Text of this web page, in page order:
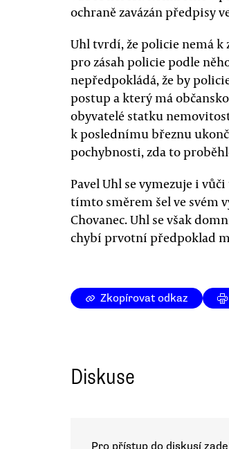
ochraně zavázán předpisy
Uhl tvrdí, že policie nemá
pro zásah policie podle
nepředpokládá, že by
postup a který má
obyvatelé statku
k poslednímu březnu
pochybnosti, zda to
Pavel Uhl se vymezuje i
tímto směrem šel ve svém
Chovanec. Uhl se však
chybí prvotní předpoklad
Zkopírovat odkaz
Diskuse
Pro přístup do diskusí